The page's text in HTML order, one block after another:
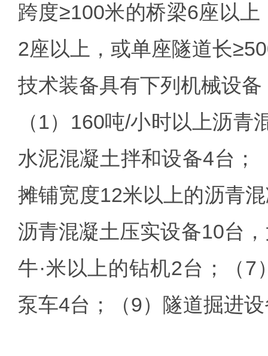
跨度≥100米的桥梁6座以
2座以上，或单座隧道长
技术装备具有下列机械设备
（1）160吨/小时以上沥
水泥混凝土拌和设备4台；
摊铺宽度12米以上的沥青
沥青混凝土压实设备10台
牛·米以上的钻机2台；（
泵车4台；（9）隧道掘进